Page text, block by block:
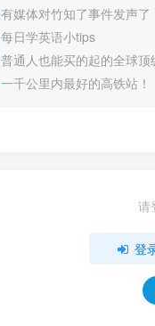
有媒体对竹知了事件发声了
每日学英语小tips
普通人也能买的起的全球顶
一千公里内最好的高铁站！
请
登